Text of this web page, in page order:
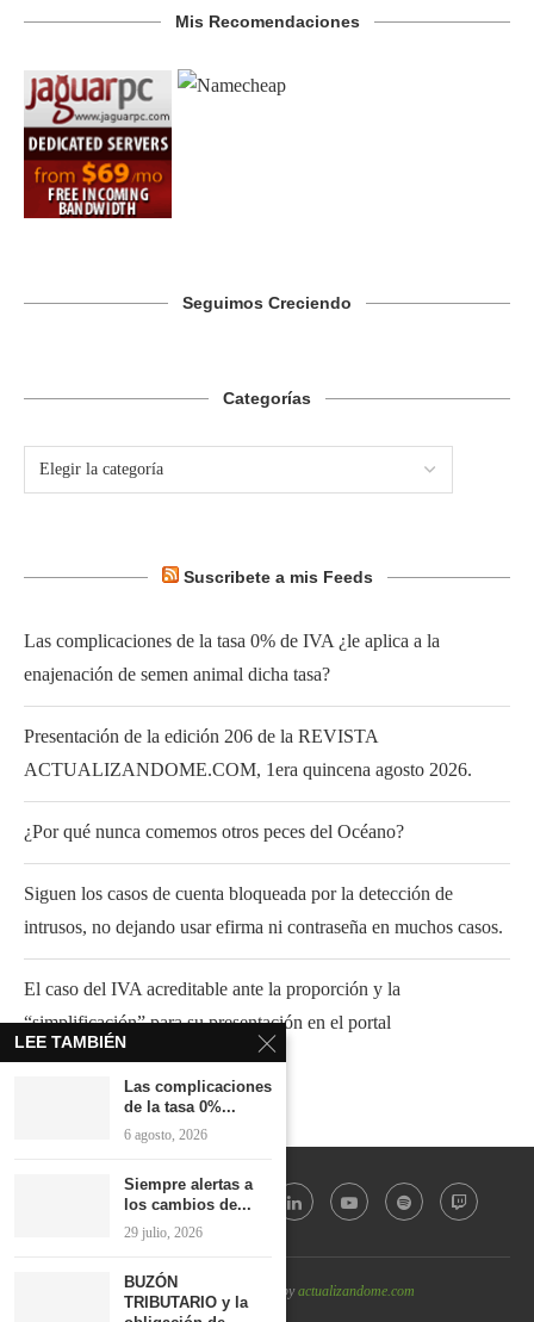
Mis Recomendaciones
Seguimos Creciendo
Categorías
Suscribete a mis Feeds
Las complicaciones de la tasa 0% de IVA ¿le aplica a la
enajenación de semen animal dicha tasa?
Presentación de la edición 206 de la REVISTA
ACTUALIZANDOME.COM, 1era quincena agosto 2026.
¿Por qué nunca comemos otros peces del Océano?
Siguen los casos de cuenta bloqueada por la detección de
intrusos, no dejando usar efirma ni contraseña en muchos casos.
El caso del IVA acreditable ante la proporción y la
“simplificación” para su presentación en el portal
@2022 - All Right Reserved byactualizandome.com
LEE TAMBIÉN
Las complicaciones
de la tasa 0%...
6 agosto, 2026
Siempre alertas a
los cambios de...
29 julio, 2026
BUZÓN
TRIBUTARIO y la